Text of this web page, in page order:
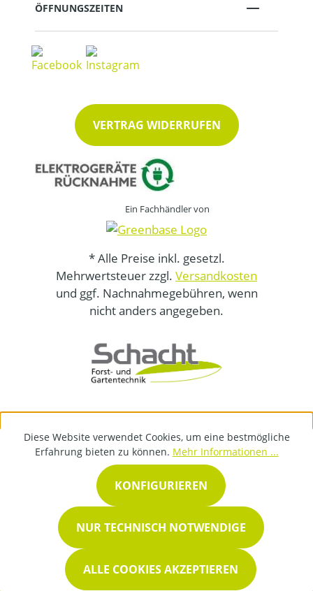
ÖFFNUNGSZEITEN
VERTRAG WIDERRUFEN
Ein Fachhändler von
* Alle Preise inkl. gesetzl.
Mehrwertsteuer zzgl. Versandkosten
und ggf. Nachnahmegebühren, wenn
nicht anders angegeben.
Diese Website verwendet Cookies, um eine bestmögliche
Erfahrung bieten zu können. Mehr Informationen ...
NUR TECHNISCH NOTWENDIGE
KONFIGURIEREN
ALLE COOKIES AKZEPTIEREN